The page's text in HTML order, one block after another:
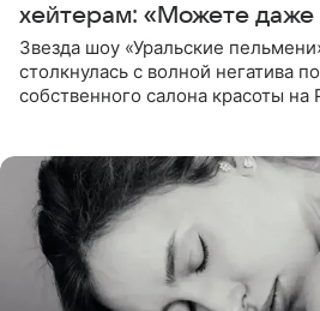
хейтерам: «Можете даже
Звезда шоу «Уральские
столкнулась с волной негатива
собственного салона красоты на